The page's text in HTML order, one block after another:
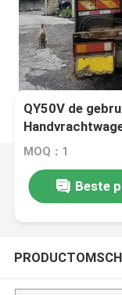
QY50V de
Mobiele Kraan
MOQ：1
Beste